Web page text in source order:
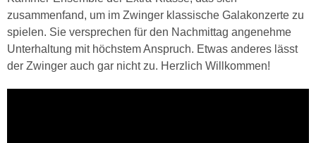
zusammenfand, um im Zwinger klassische Galakonzerte zu
spielen. Sie versprechen für den Nachmittag angenehme
Unterhaltung mit höchstem Anspruch. Etwas anderes lässt
der Zwinger auch gar nicht zu. Herzlich Willkommen!